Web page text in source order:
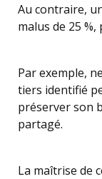
Au contraire,
malus de 25
Par exemple,
tiers identifié
préserver son
partagé.
La maîtrise de